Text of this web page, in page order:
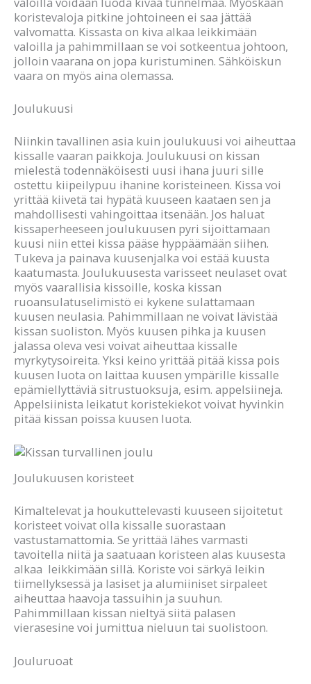
koristevaloja pitkine johtoineen ei saa jättää
valvomatta. Kissasta on kiva alkaa leikkimään
valoilla ja pahimmillaan se voi sotkeentua johtoon,
jolloin vaarana on jopa kuristuminen. Sähköiskun
vaara on myös aina olemassa.
Joulukuusi
Niinkin tavallinen asia kuin joulukuusi voi aiheuttaa
kissalle vaaran paikkoja. Joulukuusi on kissan
mielestä todennäköisesti uusi ihana juuri sille
ostettu kiipeilypuu ihanine koristeineen. Kissa voi
yrittää kiivetä tai hypätä kuuseen kaataen sen ja
mahdollisesti vahingoittaa itsenään. Jos haluat
kissaperheeseen joulukuusen pyri sijoittamaan
kuusi niin ettei kissa pääse hyppäämään siihen.
Tukeva ja painava kuusenjalka voi estää kuusta
kaatumasta. Joulukuusesta varisseet neulaset ovat
myös vaarallisia kissoille, koska kissan
ruoansulatuselimistö ei kykene sulattamaan
kuusen neulasia. Pahimmillaan ne voivat lävistää
kissan suoliston. Myös kuusen pihka ja kuusen
jalassa oleva vesi voivat aiheuttaa kissalle
myrkytysoireita. Yksi keino yrittää pitää kissa pois
kuusen luota on laittaa kuusen ympärille kissalle
epämiellyttäviä sitrustuoksuja, esim. appelsiineja.
Appelsiinista leikatut koristekiekot voivat hyvinkin
pitää kissan poissa kuusen luota.
Joulukuusen koristeet
Kimaltelevat ja houkuttelevasti kuuseen sijoitetut
koristeet voivat olla kissalle suorastaan
vastustamattomia. Se yrittää lähes varmasti
tavoitella niitä ja saatuaan koristeen alas kuusesta
alkaa leikkimään sillä. Koriste voi särkyä leikin
tiimellyksessä ja lasiset ja alumiiniset sirpaleet
aiheuttaa haavoja tassuihin ja suuhun.
Pahimmillaan kissan nieltyä siitä palasen
vierasesine voi jumittua nieluun tai suolistoon.
Jouluruoat